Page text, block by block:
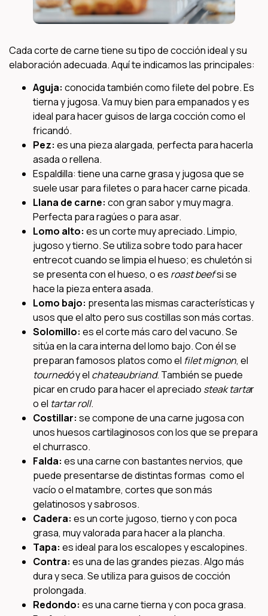
Cada corte de carne tiene su tipo de cocción ideal y su
elaboración adecuada. Aquí te indicamos las principales:
Aguja: conocida también como filete del pobre. Es
tierna y jugosa. Va muy bien para empanados y es
ideal para hacer guisos de larga cocción como el
fricandó.
Pez: es una pieza alargada, perfecta para hacerla
asada o rellena.
Espaldilla: tiene una carne grasa y jugosa que se
suele usar para filetes o para hacer carne picada.
Llana de carne: con gran sabor y muy magra.
Perfecta para ragúes o para asar.
Lomo alto: es un corte muy apreciado. Limpio,
jugoso y tierno. Se utiliza sobre todo para hacer
entrecot cuando se limpia el hueso; es chuletón si
se presenta con el hueso, o es roast beefsi se
hace la pieza entera asada.
Lomo bajo: presenta las mismas características y
usos que el alto pero sus costillas son más cortas.
Solomillo: es el corte más caro del vacuno. Se
sitúa en la cara interna del lomo bajo. Con él se
preparan famosos platos como el filet mignon, el
tournedóy el chateaubriand. También se puede
picar en crudo para hacer el apreciado steak tartar
o el tartar roll.
Costillar: se compone de una carne jugosa con
unos huesos cartilaginosos con los que se prepara
el churrasco.
Falda: es una carne con bastantes nervios, que
puede presentarse de distintas formas como el
vacío o el matambre, cortes que son más
gelatinosos y sabrosos.
Cadera: es un corte jugoso, tierno y con poca
grasa, muy valorada para hacer a la plancha.
Tapa: es ideal para los escalopes y escalopines.
Contra: es una de las grandes piezas. Algo más
dura y seca. Se utiliza para guisos de cocción
prolongada.
Redondo: es una carne tierna y con poca grasa.